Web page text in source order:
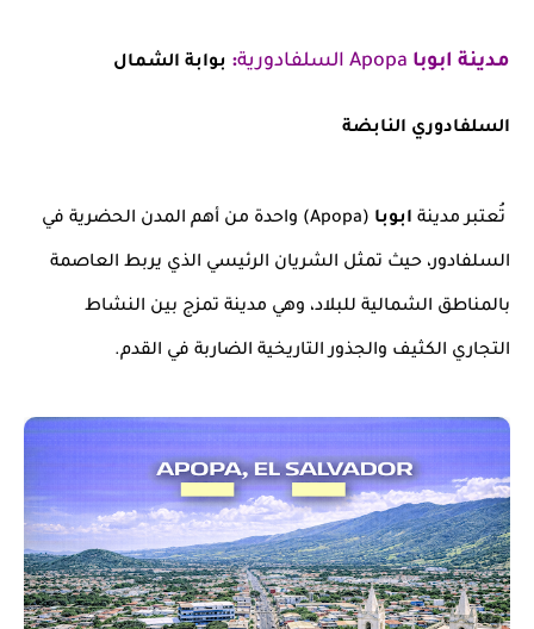
مدينة ابوبا Apopa السلفادورية : بوابة الشمال
السلفادوري النابضة
تُعتبر مدينة ابوبا (Apopa) واحدة من أهم المدن الحضرية في
السلفادور، حيث تمثل الشريان الرئيسي الذي يربط العاصمة
بالمناطق الشمالية للبلاد، وهي مدينة تمزج بين النشاط
التجاري الكثيف والجذور التاريخية الضاربة في القدم.